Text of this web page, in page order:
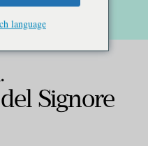
Signore
language